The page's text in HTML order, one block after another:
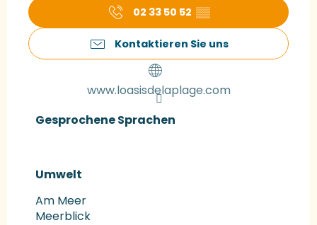
02 33 50 52 ▒▒
Kontaktieren Sie uns
www.loasisdelaplage.com
Gesprochene Sprachen
Gesprochene Sprachen
Umwelt
Umwelt
Am Meer
Meerblick